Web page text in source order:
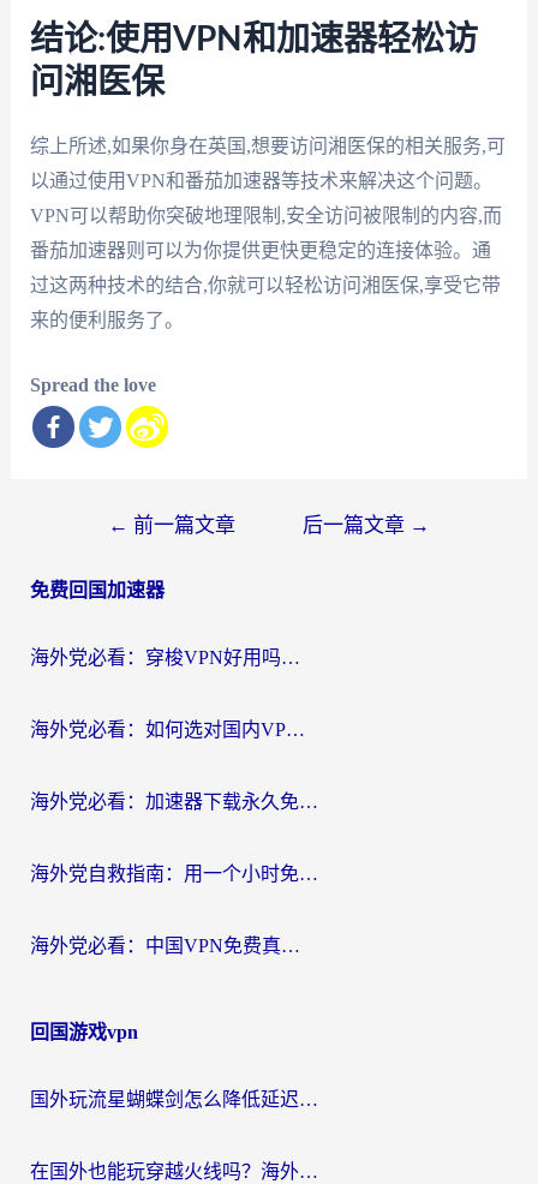
结论:使用VPN和加速器轻松访
问湘医保
综上所述,如果你身在英国,想要访问湘医保的相关服务,可
以通过使用VPN和番茄加速器等技术来解决这个问题。
VPN可以帮助你突破地理限制,安全访问被限制的内容,而
番茄加速器则可以为你提供更快更稳定的连接体验。通
过这两种技术的结合,你就可以轻松访问湘医保,享受它带
来的便利服务了。
Spread the love
导
← 前一篇文章 后一篇文章 →
免费回国加速器
海外党必看：穿梭VPN好用吗？和云帆VPN对比哪个回国效果更好？附真实测评+避坑指南
海外党必看：如何选对国内VPN，实现无缝访问国内资源？
海外党必看：加速器下载永久免费版真的存在吗？教你无缝访问国内资源的正确姿势
海外党自救指南：用一个小时免费加速器，轻松打破国内资源访问壁垒？
海外党必看：中国VPN免费真的靠谱吗？手把手教你选对回国加速器
回国游戏vpn
国外玩流星蝴蝶剑怎么降低延迟？海外党必看的加速秘籍（含欧洲鸣潮&彩虹岛优化攻略）
在国外也能玩穿越火线吗？海外玩家国服游戏畅玩终极指南